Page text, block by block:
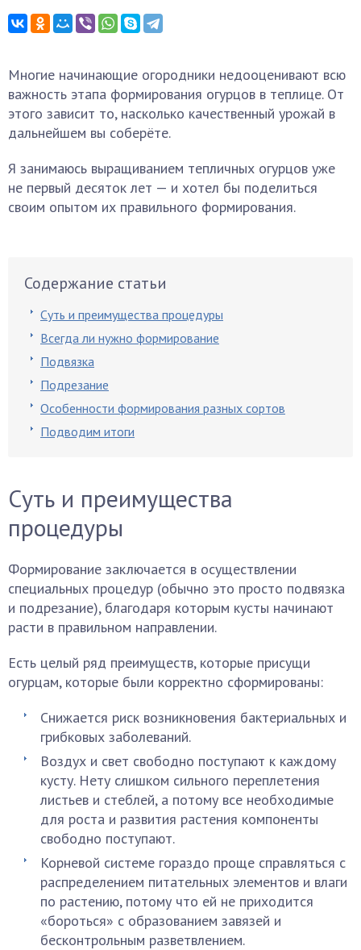
Многие начинающие огородники недооценивают всю
важность этапа формирования огурцов в теплице. От
этого зависит то, насколько качественный урожай в
дальнейшем вы соберёте.
Я занимаюсь выращиванием тепличных огурцов уже
не первый десяток лет — и хотел бы поделиться
своим опытом их правильного формирования.
Содержание статьи
Суть и преимущества процедуры
Всегда ли нужно формирование
Подвязка
Подрезание
Особенности формирования разных сортов
Подводим итоги
Суть и преимущества
процедуры
Формирование заключается в осуществлении
специальных процедур (обычно это просто подвязка
и подрезание), благодаря которым кусты начинают
расти в правильном направлении.
Есть целый ряд преимуществ, которые присущи
огурцам, которые были корректно сформированы:
Снижается риск возникновения бактериальных и
грибковых заболеваний.
Воздух и свет свободно поступают к каждому
кусту. Нету слишком сильного переплетения
листьев и стеблей, а потому все необходимые
для роста и развития растения компоненты
свободно поступают.
Корневой системе гораздо проще справляться с
распределением питательных элементов и влаги
по растению, потому что ей не приходится
«бороться» с образованием завязей и
бесконтрольным разветвлением.